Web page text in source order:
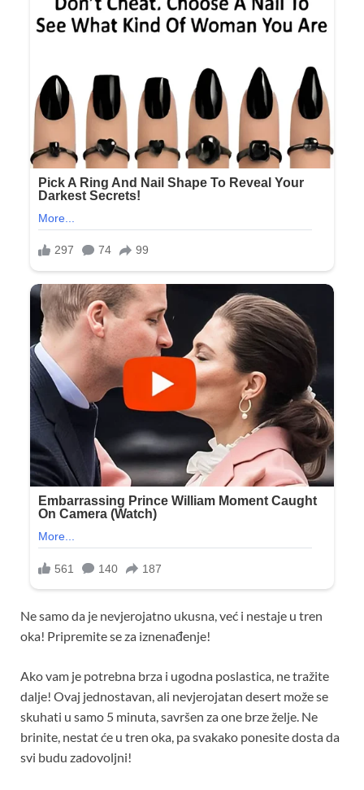
Ne samo da je nevjerojatno ukusna, već i nestaje u tren
oka! Pripremite se za iznenađenje!
Ako vam je potrebna brza i ugodna poslastica, ne tražite
dalje! Ovaj jednostavan, ali nevjerojatan desert može se
skuhati u samo 5 minuta, savršen za one brze želje. Ne
brinite, nestat će u tren oka, pa svakako ponesite dosta da
svi budu zadovoljni!